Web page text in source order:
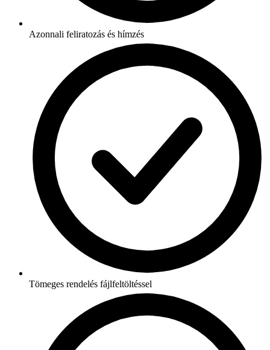
Azonnali feliratozás és hímzés
Tömeges rendelés fájlfeltöltéssel